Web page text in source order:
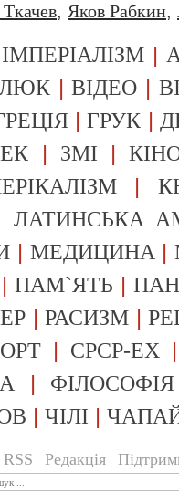
, Яков Рабкин,
ІМПЕРІАЛІЗМ |
|ВІДЕО |
|ГРУК |
| ЗМІ |
|
ЛАТИНСЬКА
| МЕДИЦИНА |
|ПАМ`ЯТЬ |
|РАСИЗМ |
| СРСР-EX
| ФІЛОСОФІЯ
| ЧІЛІ |
RSS Редакція